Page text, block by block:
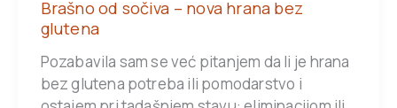
Brašno od sočiva – nova hrana bez
glutena
Pozabavila sam se već pitanjem da li je hrana
bez glutena potreba ili pomodarstvo i